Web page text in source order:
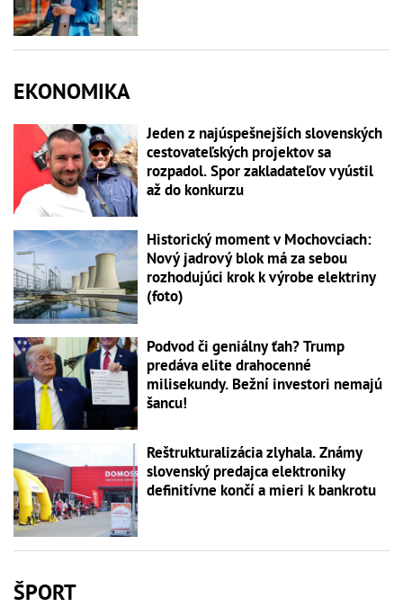
EKONOMIKA
Jeden z najúspešnejších slovenských
cestovateľských projektov sa
rozpadol. Spor zakladateľov vyústil
až do konkurzu
Historický moment v Mochovciach:
Nový jadrový blok má za sebou
rozhodujúci krok k výrobe elektriny
(foto)
Podvod či geniálny ťah? Trump
predáva elite drahocenné
milisekundy. Bežní investori nemajú
šancu!
Reštrukturalizácia zlyhala. Známy
slovenský predajca elektroniky
definitívne končí a mieri k bankrotu
ŠPORT